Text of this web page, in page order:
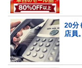
20分
店員